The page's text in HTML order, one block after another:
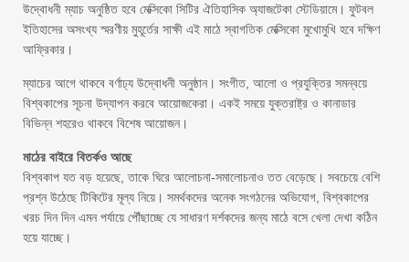
উদ্বোধনী ম্যাচ অনুষ্ঠিত হবে মেক্সিকো সিটির ঐতিহাসিক অ্যাজটেকা স্টেডিয়ামে। ফুটবল
ইতিহাসের অসংখ্য স্মরণীয় মুহূর্তের সাক্ষী এই মাঠে স্বাগতিক মেক্সিকো মুখোমুখি হবে দক্ষিণ
আফ্রিকার।
ম্যাচের আগে থাকবে বর্ণাঢ্য উদ্বোধনী অনুষ্ঠান। সংগীত, আলো ও প্রযুক্তির সমন্বয়ে
বিশ্বকাপের সূচনা উদ্‌যাপন করবে আয়োজকেরা। একই সময়ে যুক্তরাষ্ট্র ও কানাডার
বিভিন্ন শহরেও থাকবে বিশেষ আয়োজন।
মাঠের বাইরে বিতর্কও আছে
বিশ্বকাপ যত বড় হয়েছে, তাকে ঘিরে আলোচনা-সমালোচনাও তত বেড়েছে। সবচেয়ে বেশি
প্রশ্ন উঠেছে টিকিটের মূল্য নিয়ে। সমর্থকদের অনেক সংগঠনের অভিযোগ, বিশ্বকাপের
খরচ দিন দিন এমন পর্যায়ে পৌঁছাচ্ছে যে সাধারণ দর্শকদের জন্য মাঠে বসে খেলা দেখা কঠিন
হয়ে যাচ্ছে।